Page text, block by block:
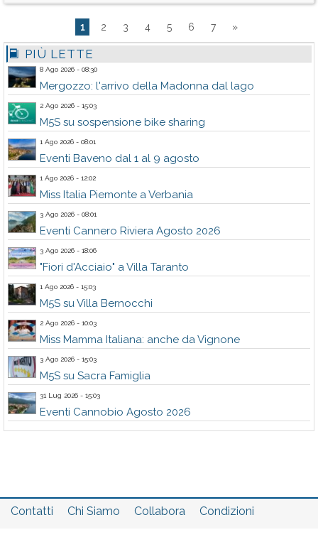
1 2 3 4 5 6 7 »
PIÙ LETTE
8 Ago 2026 - 08:30
Mergozzo: l'arrivo della Madonna dal lago
2 Ago 2026 - 15:03
M5S su sospensione bike sharing
1 Ago 2026 - 08:01
Eventi Baveno dal 1 al 9 agosto
1 Ago 2026 - 12:02
Miss Italia Piemonte a Verbania
3 Ago 2026 - 08:01
Eventi Cannero Riviera Agosto 2026
3 Ago 2026 - 18:06
"Fiori d'Acciaio" a Villa Taranto
1 Ago 2026 - 15:03
M5S su Villa Bernocchi
2 Ago 2026 - 10:03
Miss Mamma Italiana: anche da Vignone
3 Ago 2026 - 15:03
M5S su Sacra Famiglia
31 Lug 2026 - 15:03
Eventi Cannobio Agosto 2026
Contatti Chi Siamo Collabora
Condizioni